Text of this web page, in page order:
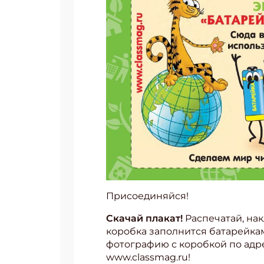
Присоединяйся!
Скачай плакат! Распечатай,
коробка заполнится
фотографию с коробкой по
www.classmag.ru!